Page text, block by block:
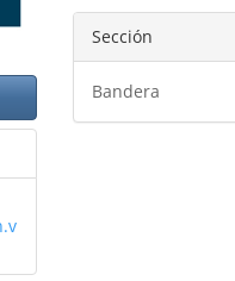
Sección
Bandera